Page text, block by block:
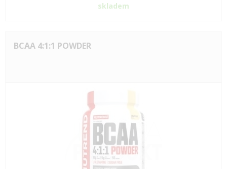
skladem
BCAA 4:1:1 POWDER